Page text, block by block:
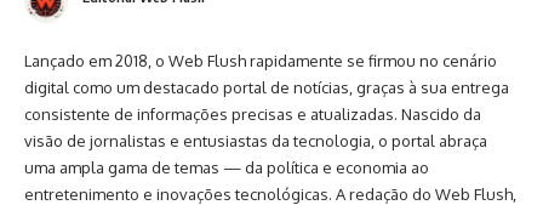
Lançado em 2018, o Web Flush rapidamente se firmou no cenário
digital como um destacado portal de notícias, graças à sua entrega
consistente de informações precisas e atualizadas. Nascido da
visão de jornalistas e entusiastas da tecnologia, o portal abraça
uma ampla gama de temas — da política e economia ao
entretenimento e inovações tecnológicas. A redação do Web Flush,